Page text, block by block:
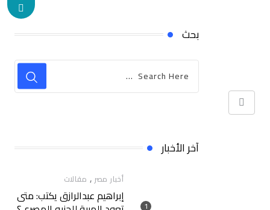
Print
بحث
آخر الأخبار
أخبار مصر , مقالات
إبراهيم عبدالرازق يكتب: متى